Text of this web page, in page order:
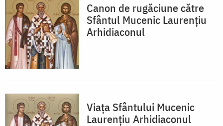
Canon de rugăciune către
Sfântul Mucenic Laurențiu
Arhidiaconul
Viața Sfântului Mucenic
Laurențiu Arhidiaconul